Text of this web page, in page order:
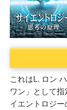
これはL. ロン
ワン」として指
イエントロジー